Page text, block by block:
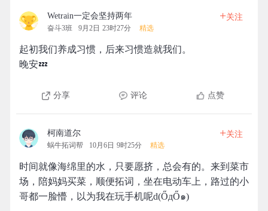
Wetrain一定会坚持两年
奋斗3班 9月2日 23时27分 精选
+关注
起初我们养成习惯，后来习惯造就我们。
晚安💤
分享 评论 点赞
柯南道尔
蜗牛拓词帮 10月6日 9时25分 精选
+关注
时间就像海绵里的水，只要愿挤，总会有的。来到菜市
场，陪妈妈买菜，顺便拓词，坐在电动车上，路过的小
哥都一脸懵，以为我在玩手机呢d(ŐдŐ๑)